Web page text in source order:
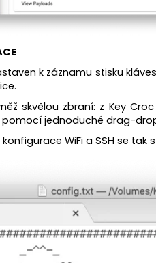
k záznamu stisku
skvělou zbraní: z Key
jednoduché drag-
WiFi a SSH se